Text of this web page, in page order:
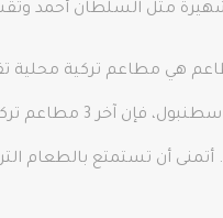
مثل السلطان أحمد
أن أول 7 مطاعم هي مطاعم تركية
الجانب الأوروبي من اسطنبول،
أتمنى أن تستمتع بالطعام